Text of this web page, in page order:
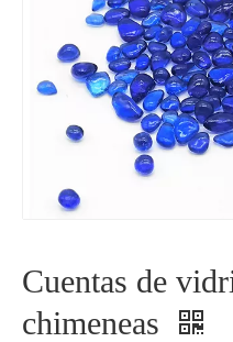
Cuentas de
chimeneas